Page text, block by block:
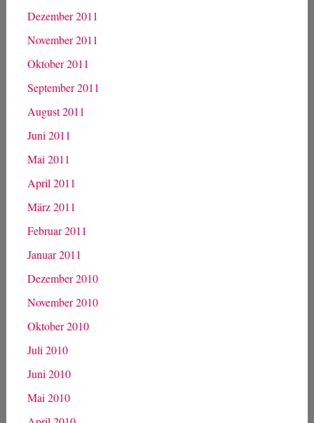
Dezember 2011
November 2011
Oktober 2011
September 2011
August 2011
Juni 2011
Mai 2011
April 2011
März 2011
Februar 2011
Januar 2011
Dezember 2010
November 2010
Oktober 2010
Juli 2010
Juni 2010
Mai 2010